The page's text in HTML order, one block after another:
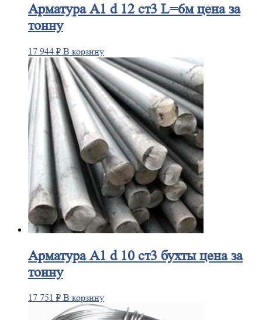
АрматураА1 d 12 ст3 L=6м цена за
тонну
17 944 ₽ В корзину
АрматураА1 d 10 ст3 бухты цена за
тонну
17 751 ₽ В корзину